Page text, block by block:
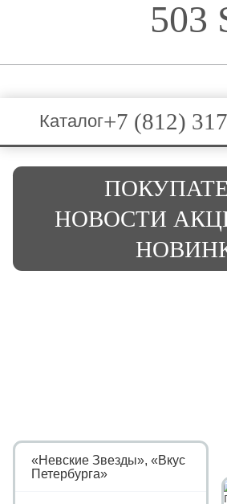
503
Каталог+7 (812)
НОВОСТИ
«Невские Звезды», «Вкус
Петербурга»